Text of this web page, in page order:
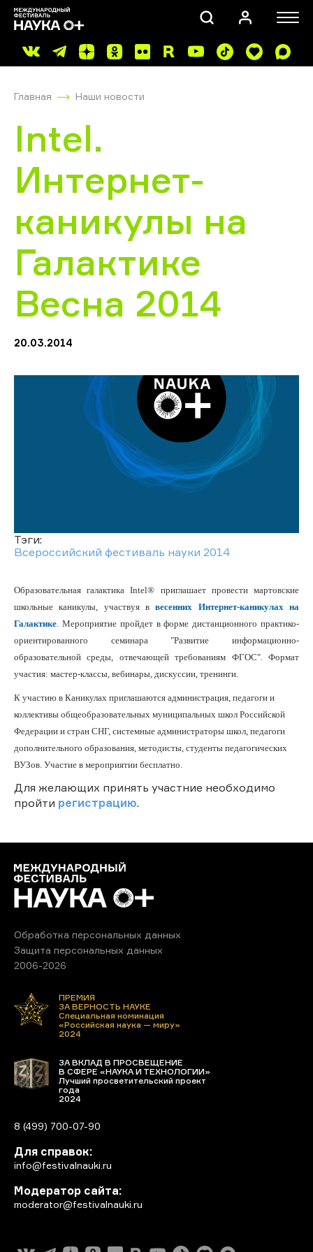
ПОИСК
Главная Наши новости
Intel.
Интернет-
каникулы на
Галактике
Весна 2014
20.03.2014
Тэги:
Всероссийский фестиваль науки 2014
Образовательная галактика Intel® приглашает провести мартовские
школьные каникулы, участвуя ввесенних Интернет-каникулах на
Галактике . Мероприятие пройдет в форме дистанционного практико-
ориентированного семинара "Развитие информационно-
образовательной среды, отвечающей требованиям ФГОС". Формат
участия: мастер-классы, вебинары, дискуссии, тренинги.
К участию в Каникулах приглашаются администрация, педагоги и
коллективы общеобразовательных муниципальных школ Российской
Федерации и стран СНГ, системные администраторы школ, педагоги
дополнительного образования, методисты, студенты педагогических
ВУЗов. Участие в мероприятии бесплатно.
Для желающих принять участние необходимо
пройти регистрацию.
Обработка персональных данных
Защита персональных данных
2006-2026
ПРЕМИЯ
ЗА ВЕРНОСТЬ НАУКЕ
Специальная номинация
«Российская наука — миру»
2024
ЗА ВКЛАД В ПРОСВЕЩЕНИЕ
В СФЕРЕ «НАУКА И ТЕХНОЛОГИИ»
Лучший просветительский проект
года
2024
8 (499) 700-07-90
Для справок:
info@festivalnauki.ru
Модератор сайта:
moderator@festivalnauki.ru